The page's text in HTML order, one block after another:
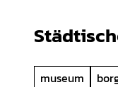
museum